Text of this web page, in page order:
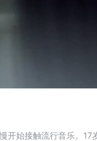
开始接触流行音乐。